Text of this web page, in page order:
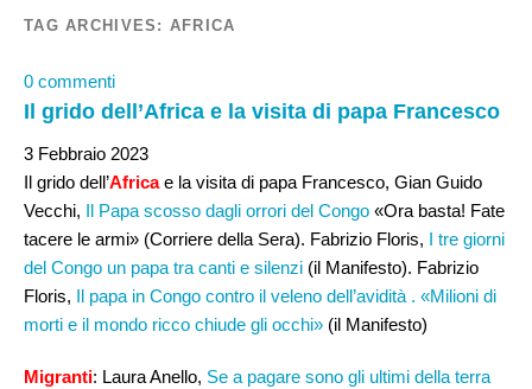
TAG ARCHIVES: AFRICA
0 commenti
Il grido dell’Africa e la visita di papa Francesco
3 Febbraio 2023
Il grido dell’Africae la visita di papa Francesco, Gian Guido
Vecchi, Il Papa scosso dagli orrori del Congo «Ora basta! Fate
tacere le armi» (Corriere della Sera). Fabrizio Floris, I tre giorni
del Congo un papa tra canti e silenzi (il Manifesto). Fabrizio
Floris, Il papa in Congo contro il veleno dell’avidità . «Milioni di
morti e il mondo ricco chiude gli occhi» (il Manifesto)
Migranti: Laura Anello, Se a pagare sono gli ultimi della terra